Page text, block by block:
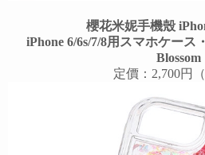
櫻花米妮手機殼
iPhone 6/6s/7/8用スマホケー
Blossom
定價：2,700円（